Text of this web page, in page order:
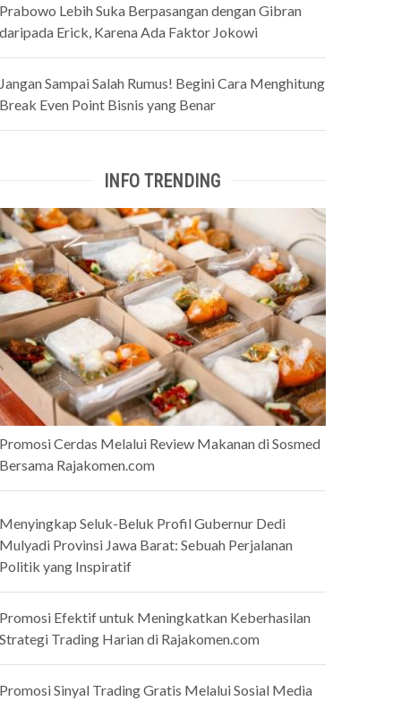
Lebih Suka Berpasangan dengan Gibran
Erick, Karena Ada Faktor Jokowi
Sampai Salah Rumus! Begini Cara Menghitung
Even Point Bisnis yang Benar
INFO TRENDING
Cerdas Melalui Review Makanan di Sosmed
Rajakomen.com
Seluk-Beluk Profil Gubernur Dedi
Provinsi Jawa Barat: Sebuah Perjalanan
yang Inspiratif
Efektif untuk Meningkatkan Keberhasilan
Trading Harian di Rajakomen.com
Sinyal Trading Gratis Melalui Sosial Media